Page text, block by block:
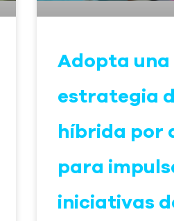
Adopta una
estrategia
híbrida por
para
iniciativas